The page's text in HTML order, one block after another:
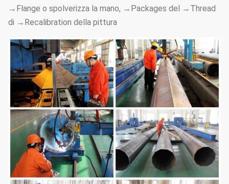
→Flange o spolverizza la mano, →Packages del →Thread
di →Recalibration della pittura